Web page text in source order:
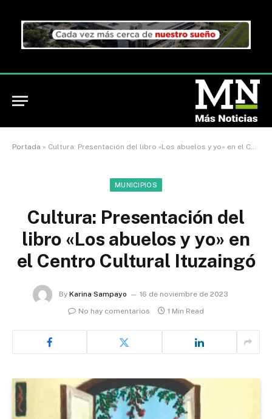
Portada » Cultura: Presentación del libro «Los abuelos y yo» en el Centro Cultural Ituzaingó
MUNICIPIOS
Cultura: Presentación del
libro «Los abuelos y yo» en
el Centro Cultural Ituzaingó
By Karina Sampayo
16 de noviembre de 2023
No hay comentarios
1 Min Read